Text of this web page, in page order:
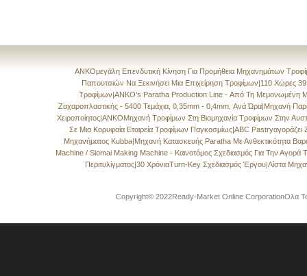
ANKOμεγάλη Επενδυτική Κίνηση Για Προμήθεια Μηχανημάτων
Παπουτσιών Να Ξεκινήσει Μια Επιχείρηση Τροφίμων|110 Χώρες
Τροφίμων|ANKO's Paratha Production Line - Από Τη Μεμονωμένη
Ζαχαροπλαστικής - 5400 Τεμάχια, 0,35mm - 0,4mm, Ανά Ώρα|Μηχανή
Χειροποίητος|ANKOΜηχανή Τροφίμων Στη Βιομηχανία Τροφίμων Στην
Σε Μια Κορυφαία Εταιρεία Τροφίμων Παγκοσμίως|ABC Pastryαγοράζει
Μηχανήματος Kubba|Μηχανή Κατασκευής Paratha Με Ανθεκτικότητα
Machine / Siomai Making Machine - Καινοτόμος Σχεδιασμός Για Την Αγορά
Περιτυλίγματος|30 ΧρόνιαTurn-Key Σχεδιασμός Έργου|Λίστα
Copyright© 2022Ready-Market Online CorporationΟλα Τα